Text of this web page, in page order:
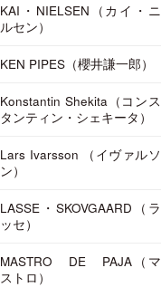
KAI・NIELSEN（カイ・ニ
ルセン）
KEN PIPES（櫻井謙一郎）
Konstantin Shekita（コンス
タンティン・シェキータ）
Lars Ivarsson （イヴァルソ
ン）
LASSE・SKOVGAARD（ラ
ッセ）
MASTRO DE PAJA（マ
ストロ）